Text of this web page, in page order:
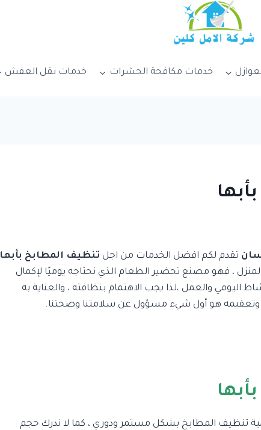
خدمات مكافحة الحشرات خدمات نقل العفش
تقدم لكم افضل الخدمات من اجل تنظيف المطابخ بأبها
، فهو مصنع تحضير الطعام الذي نحتاجه يوميًا لإكمال
اليومي والعمل ،لذا يجب الاهتمام بنظافته ، والعناية به
وتعقيمه هو أول شيء مسؤول عن سلامتنا وصحتنا.
تنظيف المطابخ بشكل مستمر ودوري ، كما لا ندرك حجم